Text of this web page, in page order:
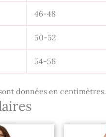
46-48
50-52
54-56
données en centimètres.